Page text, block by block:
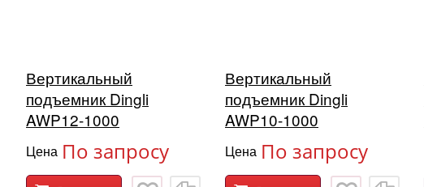
Вертикальный
подъемник Dingli
AWP12-1000
Цена По запросу
Вертикальный
подъемник Dingli
AWP10-1000
Цена По запросу